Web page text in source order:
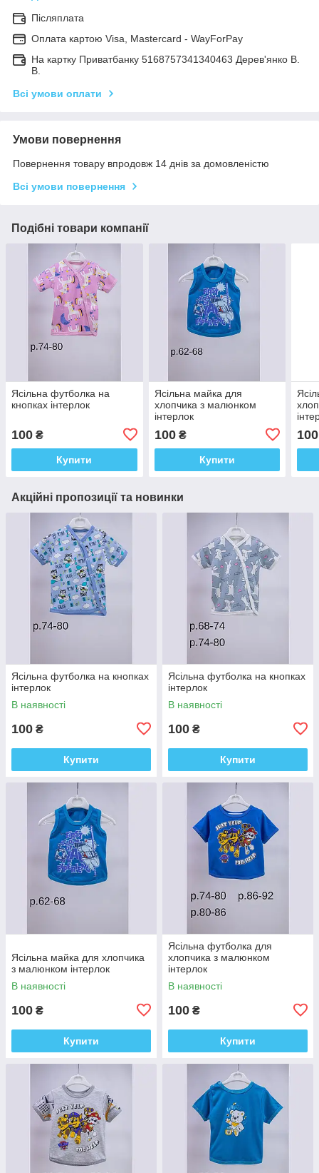
Післяплата
Оплата картою Visa, Mastercard - WayForPay
На картку Приватбанку 5168757341340463 Дерев'янко В.
В.
Всі умови оплати
Умови повернення
Повернення товару впродовж 14 днів за домовленістю
Всі умови повернення
Подібні товари компанії
Ясільна футболка на
кнопках інтерлок
100 ₴
Купити
Ясільна майка для
хлопчика з малюнком
інтерлок
100₴
Купити
100
Акційні пропозиції та новинки
Ясільна футболка на кнопках
інтерлок
В наявності
100 ₴
Купити
Ясільна футболка на кнопках
інтерлок
В наявності
100 ₴
Купити
Ясільна майка для хлопчика
з малюнком інтерлок
В наявності
100 ₴
Купити
Ясільна футболка для
хлопчика з малюнком
інтерлок
В наявності
100 ₴
Купити